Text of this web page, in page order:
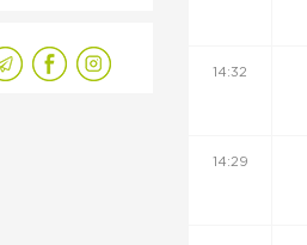
14:32
14:29